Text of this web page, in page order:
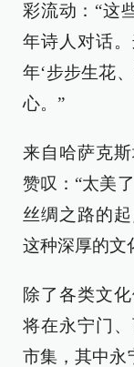
彩流动：“这
年诗人对话
年‘步步生花
心。”
来自哈萨克
赞叹：“太美
丝绸之路的
这种深厚的文
除了各类文
将在永宁门
市集，其中永